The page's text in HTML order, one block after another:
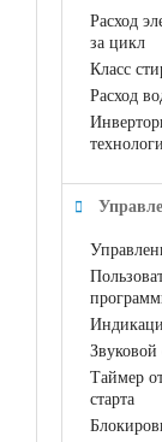
Расход
за цикл
Класс
Расход
Звуковой
Таймер
старта